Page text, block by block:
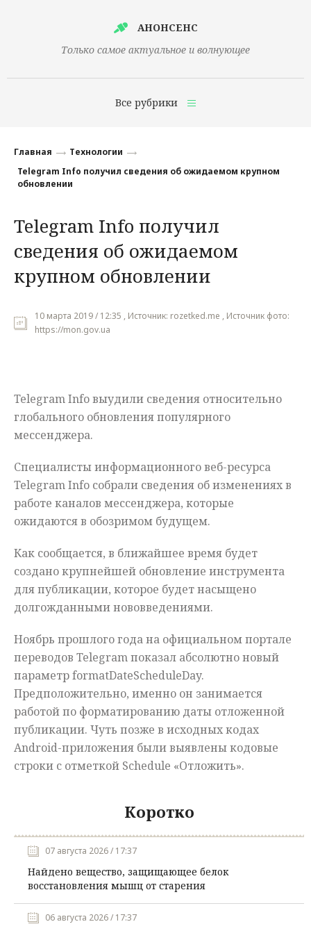
АНОНСЕНС
Только самое актуальное и волнующее
Все рубрики
Финансы
Наука
Культура
Общество
Мнения
Главная
Технологии
Telegram Info получил сведения об ожидаемом крупном
обновлении
Telegram Info получил
сведения об ожидаемом
крупном обновлении
10 марта 2019 / 12:35 , Источник: rozetked.me , Источник фото:
https://mon.gov.ua
Telegram Info выудили сведения относительно
глобального обновления популярного
мессенджера.
Специалисты информационного веб-ресурса
Telegram Info собрали сведения об изменениях в
работе каналов мессенджера, которые
ожидаются в обозримом будущем.
Как сообщается, в ближайшее время будет
создано крупнейшей обновление инструмента
для публикации, которое будет насыщено
долгожданными нововведениями.
Ноябрь прошлого года на официальном портале
переводов Telegram показал абсолютно новый
параметр formatDateScheduleDay.
Предположительно, именно он занимается
работой по форматированию даты отложенной
публикации. Чуть позже в исходных кодах
Android-приложения были выявлены кодовые
строки с отметкой Schedule «Отложить».
Коротко
07 августа 2026 / 17:37
Найдено вещество, защищающее белок
восстановления мышц от старения
06 августа 2026 / 17:37